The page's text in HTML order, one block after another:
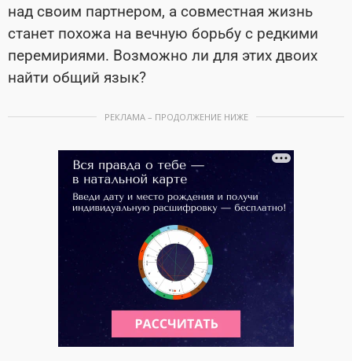
над своим партнером, а совместная жизнь
станет похожа на вечную борьбу с редкими
перемириями. Возможно ли для этих двоих
найти общий язык?
РЕКЛАМА – ПРОДОЛЖЕНИЕ НИЖЕ